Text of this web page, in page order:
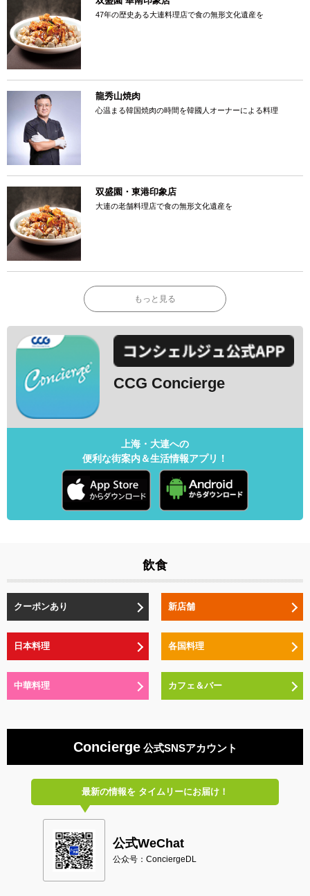
47年の歴史ある大連料理店で食の無形文化遺産を
龍秀山焼肉
心温まる韓国焼肉の時間を韓國人オーナーによる料理
双盛園・東港印象店
大連の老舗料理店で食の無形文化遺産を
もっと見る
CCG Concierge
上海・大連への
便利な街案内＆生活情報アプリ！
飲食
クーポンあり 新店舗
日本料理 各国料理
中華料理 カフェ＆バー
Concierge公式SNSアカウント
最新の情報をタイムリーにお届け！
公式WeChat
公众号：ConciergeDL